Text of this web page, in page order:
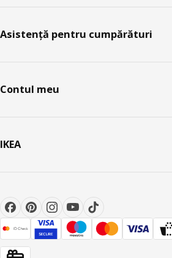
Asistență pentru cumpărături
Contul meu
IKEA